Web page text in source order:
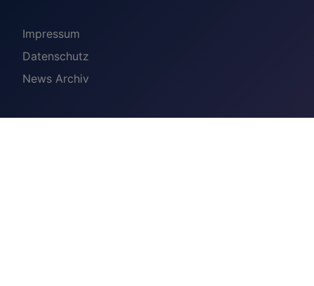
Impressum
Datenschutz
News Archiv